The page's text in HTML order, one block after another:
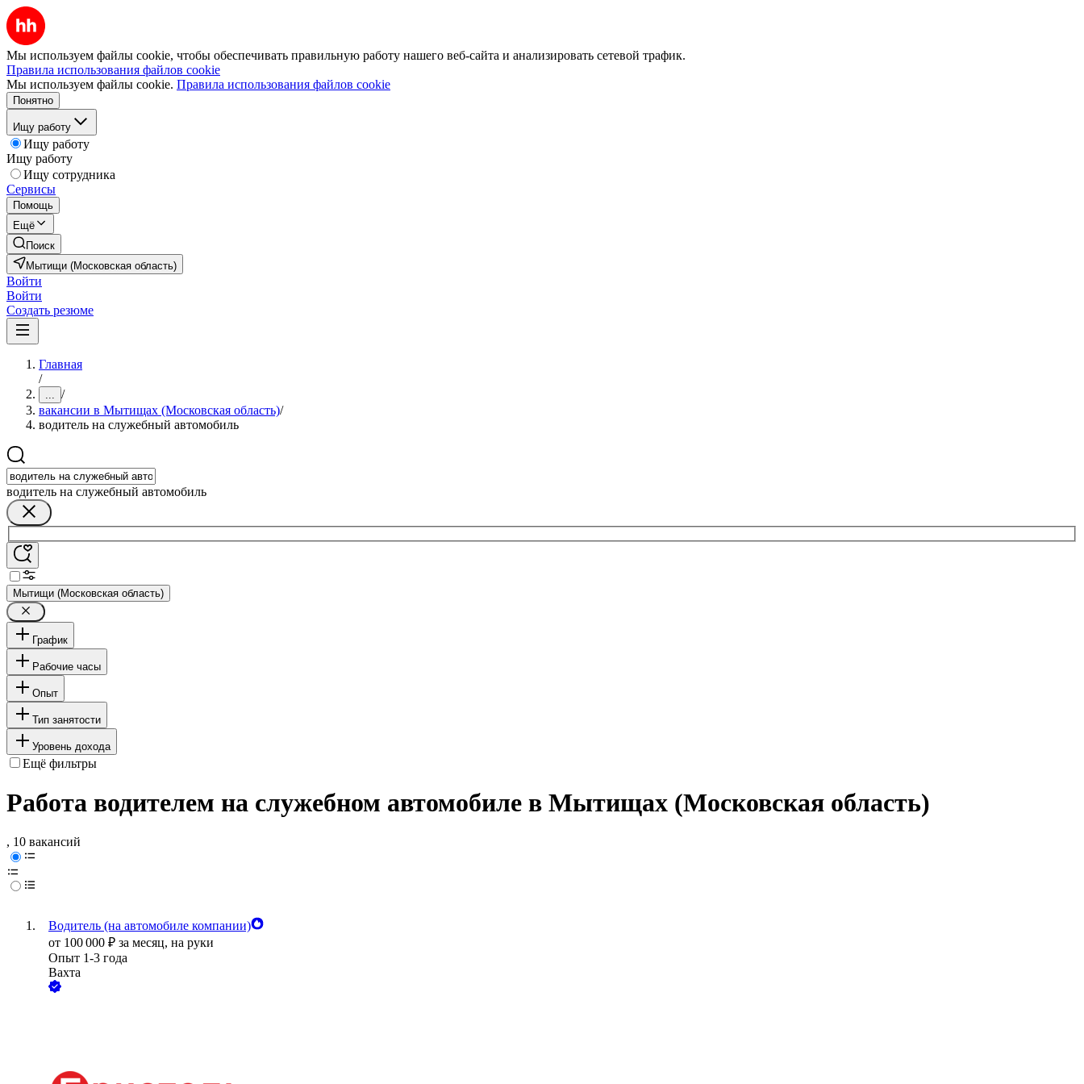
Мы используем файлы cookie, чтобы обеспечивать правильную работу нашего веб-сайта и анализировать сетевой трафик.
Правила использования файлов cookie
Мы используем файлы cookie. Правила использования файлов cookie
Понятно
Ищу работу
Ищу работу
Ищу работу
Ищу сотрудника
Сервисы
Помощь
Ещё
Поиск
Мытищи (Московская область)
Войти
Войти
Создать резюме
Главная
/
... /
вакансии в Мытищах (Московская область)/
водитель на служебный автомобиль
водитель на служебный автомобиль
Мытищи (Московская область)
График
Рабочие часы
Опыт
Тип занятости
Уровень дохода
Ещё фильтры
Работа водителем на служебном автомобиле в Мытищах (Московская область)
, 10 вакансий
Водитель (на автомобиле компании)
от 100 000 ₽ за месяц, на руки
Опыт 1-3 года
Вахта